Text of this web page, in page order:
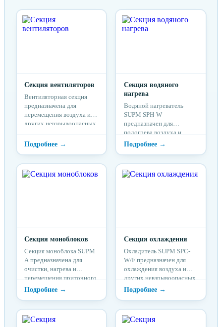
Секция вентиляторов
Вентиляторная секция
предназначена для
перемещения воздуха и
других невзрывоопасных
системах вентиляции и
кондиционирования
Секция водяного
нагрева
Водяной нагреватель
SUPM SPH-W
предназначен для
подогрева воздуха и
других невзрывоопасных
газовых смесей в
кондиционирования
Секция моноблоков
Секция моноблока SUPM
A предназначена для
очистки, нагрева и
перемещения приточного
воздуха и других
невзрывоопасных
системах вентиляции и
кондиционирования
Секция охлаждения
Охладитель SUPM SPC-
W/F предназначен для
охлаждения воздуха и
других невзрывоопасных
газовых смесей в
системах вентиляции и